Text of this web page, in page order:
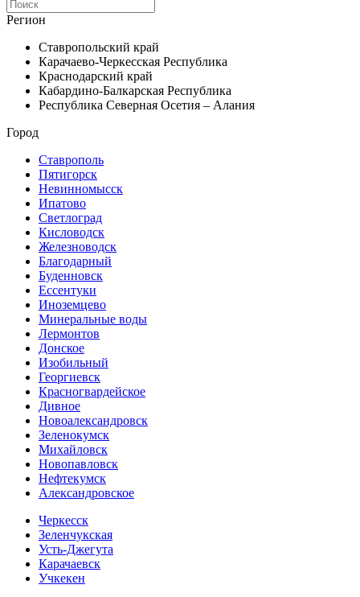
Регион
Ставропольский край
Карачаево-Черкесская Республика
Краснодарский край
Кабардино-Балкарская Республика
Республика Северная Осетия – Алания
Город
Ставрополь
Пятигорск
Невинномысск
Ипатово
Светлоград
Кисловодск
Железноводск
Благодарный
Буденновск
Ессентуки
Иноземцево
Минеральные воды
Лермонтов
Донское
Изобильный
Георгиевск
Красногвардейское
Дивное
Новоалександровск
Зеленокумск
Михайловск
Новопавловск
Нефтекумск
Александровское
Черкесск
Зеленчукская
Усть-Джегута
Карачаевск
Учкекен